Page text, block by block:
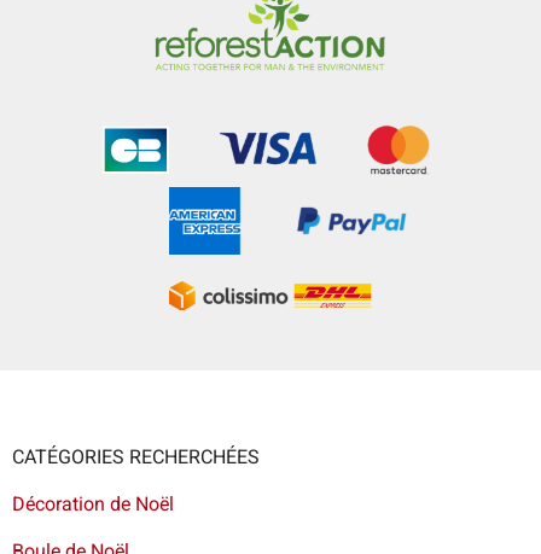
CATÉGORIES RECHERCHÉES
Décoration de Noël